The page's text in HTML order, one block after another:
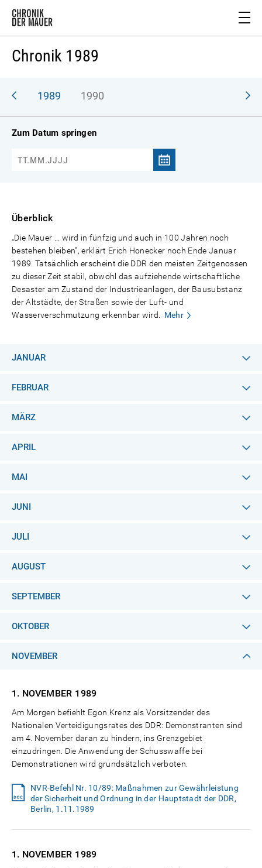
Chronik 1989
1989 1990
Zum Datum springen
Überblick
„Die Mauer ... wird in fünfzig und auch in 100 Jahren noch
bestehen bleiben", erklärt Erich Honecker noch Ende Januar
1989. Tatsächlich erscheint die DDR den meisten Zeitgenossen
zu dieser Zeit stabil, obwohl das aufziehende wirtschaftliche
Desaster am Zustand der Industrieanlagen, der Bausubstanz
der Altstädte, der Straßen sowie der Luft- und
Wasserverschmutzung erkennbar wird.
Mehr
JANUAR
FEBRUAR
MÄRZ
APRIL
MAI
JUNI
JULI
AUGUST
SEPTEMBER
OKTOBER
NOVEMBER
1. NOVEMBER 1989
Am Morgen befiehlt Egon Krenz als Vorsitzender des
Nationalen Verteidigungsrates des DDR: Demonstranten sind
am 4. November daran zu hindern, ins Grenzgebiet
einzudringen. Die Anwendung der Schusswaffe bei
Demonstrationen wird grundsätzlich verboten.
NVR-Befehl Nr. 10/89: Maßnahmen zur Gewährleistung
der Sicherheit und Ordnung in der Hauptstadt der DDR,
Berlin, 1.11.1989
1. NOVEMBER 1989